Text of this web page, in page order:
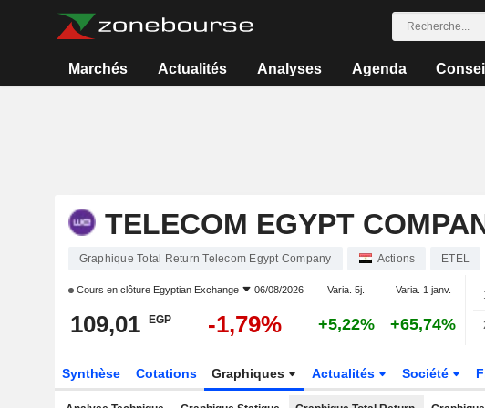
Marchés Actualités Analyses Agenda
TELECOM EGYPT
Graphique Total Return Telecom Egypt Company Actions ETEL
Cours en clôture Egyptian Exchange 06/08/2026 Varia. 5j. Varia. 1 janv.
109,01 EGP -1,79% +5,22% +65,74%
Synthèse Cotations Graphiques Actualités Société